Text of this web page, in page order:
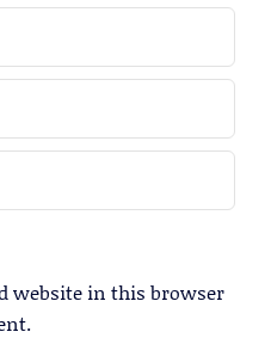
website in this browser